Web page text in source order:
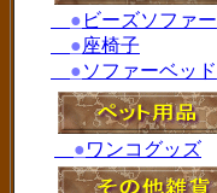
● ビーズソファー
●座椅子
●ソファーベッド
●ワンコグッズ